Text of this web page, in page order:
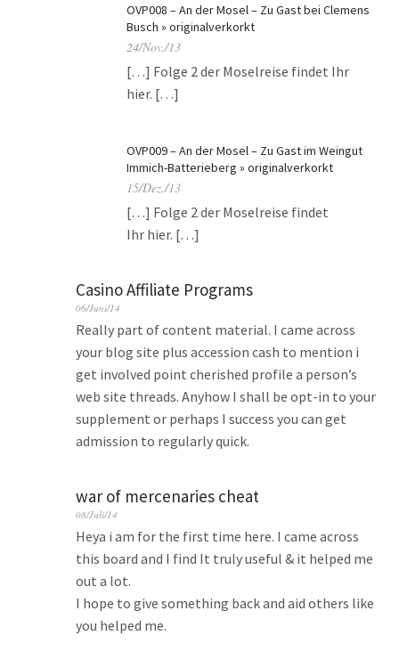
OVP008 – An der Mosel – Zu Gast bei Clemens
Busch » originalverkorkt
24/Nov./13
[…] Folge 2 der Moselreise findet Ihr
hier. […]
OVP009 – An der Mosel – Zu Gast im Weingut
Immich-Batterieberg » originalverkorkt
15/Dez./13
[…] Folge 2 der Moselreise findet
Ihr hier. […]
Casino Affiliate Programs
06/Juni/14
Really part of content material. I came across
your blog site plus accession cash to mention i
get involved point cherished profile a person’s
web site threads. Anyhow I shall be opt-in to your
supplement or perhaps I success you can get
admission to regularly quick.
war of mercenaries cheat
08/Juli/14
Heya i am for the first time here. I came across
this board and I find It truly useful & it helped me
out a lot.
I hope to give something back and aid others like
you helped me.